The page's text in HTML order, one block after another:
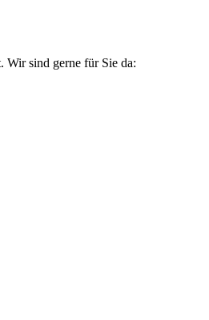
Wir sind gerne für Sie da: